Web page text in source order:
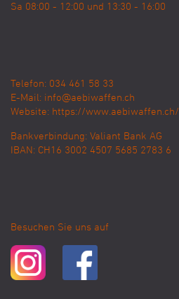
Sa 08:00 - 12:00 und 13:30 - 16:00
Telefon: 034 461 58 33
E-Mail: info@aebiwaffen.ch
Website: https://www.aebiwaffen.ch/
Bankverbindung: Valiant Bank AG
IBAN: CH16 3002 4507 5685 2783 6
Besuchen Sie uns auf